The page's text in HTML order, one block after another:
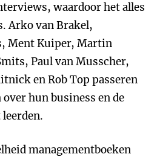
waardoor het alles
Arko van Brakel,
Ment Kuiper, Martin
Paul van Musscher,
en Rob Top passeren
hun business en de
managementboeken